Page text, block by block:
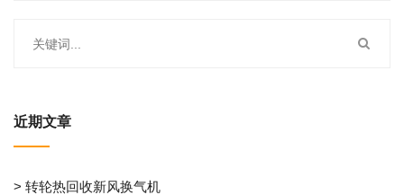
近期文章
> 转轮热回收新风换气机